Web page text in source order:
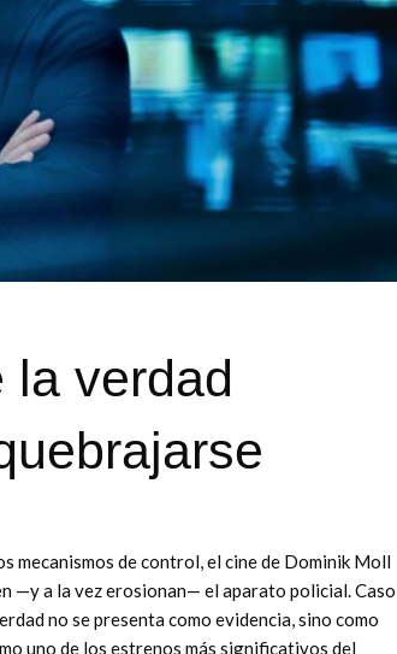
la verdad
mecanismos de control, el cine de Dominik Moll
—y a la vez erosionan— el aparato policial. Caso
no se presenta como evidencia, sino como
uno de los estrenos más significativos del